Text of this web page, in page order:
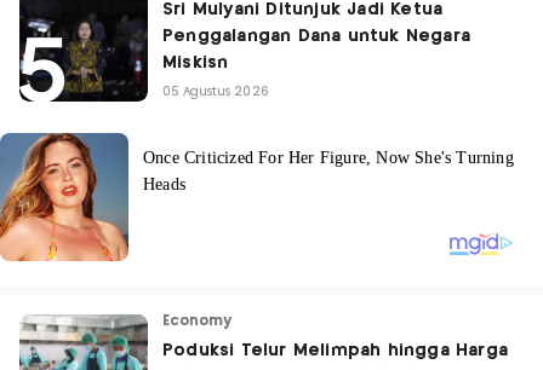
Sri Mulyani Ditunjuk Jadi Ketua
Penggalangan Dana untuk Negara
Miskisn
05 Agustus 2026
Economy
Poduksi Telur Melimpah hingga Harga